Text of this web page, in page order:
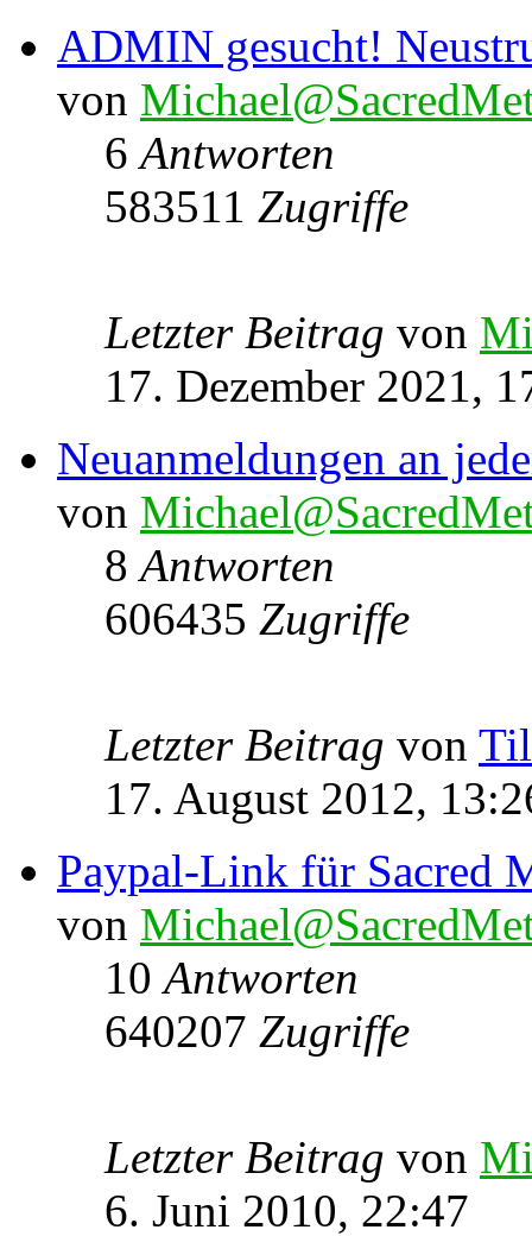
ADMIN gesucht!
von
6Antworten
583511 Zugriffe
Letzter Beitrag von
17. Dezember 2021,
Neuanmeldungen an
von
8Antworten
606435 Zugriffe
Letzter Beitrag von
17. August 2012,
Paypal-Link für Sacred
von
10Antworten
640207 Zugriffe
Letzter Beitrag von
6. Juni 2010, 22:47